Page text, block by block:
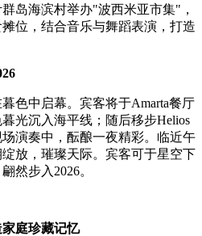
岛海滨村举办"波西米亚市集"，
位，结合音乐与舞蹈表演，打造
色中启幕。宾客将于Amarta餐厅
光沉入海平线；随后移步Helios
演奏中，酝酿一夜精彩。临近午
放，璀璨天际。宾客可于星空下
然步入2026。
庭珍藏记忆